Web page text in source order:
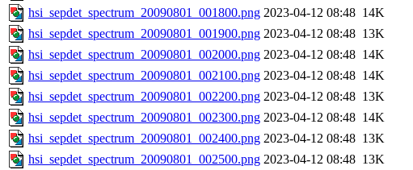
hsi_sepdet_spectrum_20090801_001800.png 2023-04-12 08:48 14K
hsi_sepdet_spectrum_20090801_001900.png 2023-04-12 08:48 13K
hsi_sepdet_spectrum_20090801_002000.png 2023-04-12 08:48 14K
hsi_sepdet_spectrum_20090801_002100.png 2023-04-12 08:48 14K
hsi_sepdet_spectrum_20090801_002200.png 2023-04-12 08:48 13K
hsi_sepdet_spectrum_20090801_002300.png 2023-04-12 08:48 14K
hsi_sepdet_spectrum_20090801_002400.png 2023-04-12 08:48 13K
hsi_sepdet_spectrum_20090801_002500.png 2023-04-12 08:48 13K